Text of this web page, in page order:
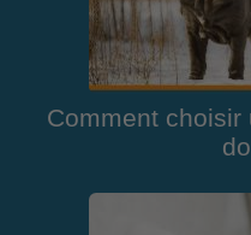
Comment